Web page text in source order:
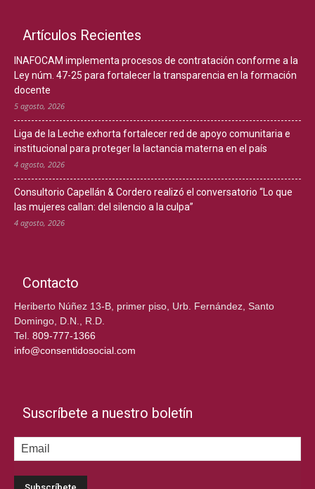
Artículos Recientes
INAFOCAM implementa procesos de contratación conforme a la
Ley núm. 47-25 para fortalecer la transparencia en la formación
docente
5 agosto, 2026
Liga de la Leche exhorta fortalecer red de apoyo comunitaria e
institucional para proteger la lactancia materna en el país
4 agosto, 2026
Consultorio Capellán & Cordero realizó el conversatorio “Lo que
las mujeres callan: del silencio a la culpa”
4 agosto, 2026
Contacto
Heriberto Núñez 13-B, primer piso, Urb. Fernández, Santo
Domingo, D.N., R.D.
Tel. 809-777-1366
info@consentidosocial.com
Suscríbete a nuestro boletín